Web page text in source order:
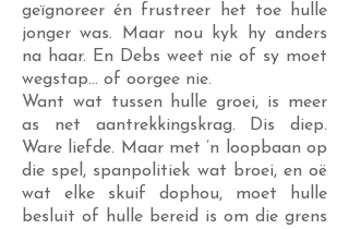
geïgnoreer én frustreer het toe hulle
jonger was. Maar nou kyk hy anders
na haar. En Debs weet nie of sy moet
wegstap… of oorgee nie.
Want wat tussen hulle groei, is meer
as net aantrekkingskrag. Dis diep.
Ware liefde. Maar met ’n loopbaan op
die spel, spanpolitiek wat broei, en oë
wat elke skuif dophou, moet hulle
besluit of hulle bereid is om die grens